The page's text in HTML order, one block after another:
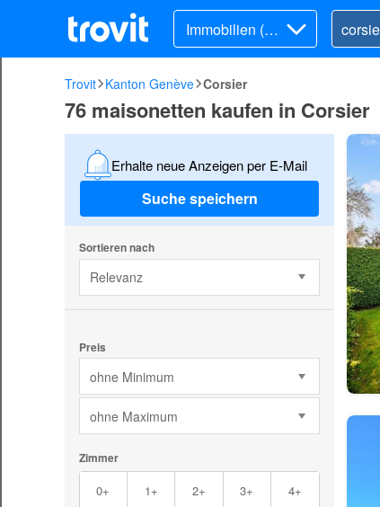
Immobilien (Ka
uf)
Trovit Kanton Genève Corsier
76 maisonetten kaufen in Corsier
Erhalte neue Anzeigen per E-Mail
Suche speichern
Sortieren nach
Relevanz
Preis
ohne Minimum
ohne Maximum
Zimmer
0+ 1+ 2+ 3+ 4+